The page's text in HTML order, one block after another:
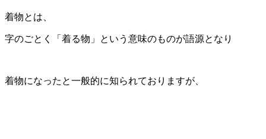
着物とは、
字のごとく「着る物」という意味のものが語源となり
着物になったと一般的に知られておりますが、